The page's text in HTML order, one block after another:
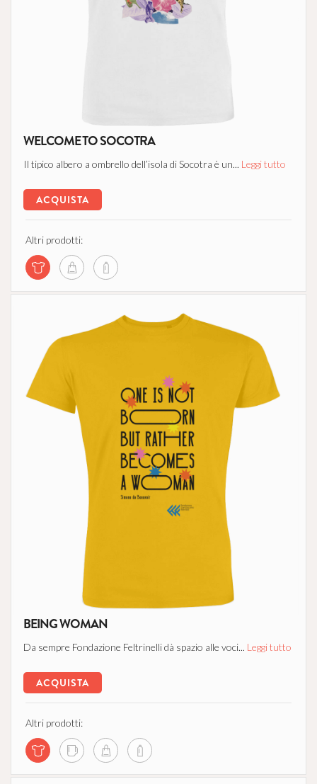
WELCOME TO SOCOTRA
Il tipico albero a ombrello dell’isola di Socotra è un... Leggi tutto
ACQUISTA
Altri prodotti:
BEING WOMAN
Da sempre Fondazione Feltrinelli dà spazio alle voci... Leggi tutto
ACQUISTA
Altri prodotti: